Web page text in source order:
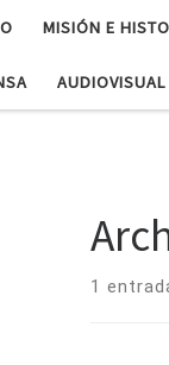
MISIÓN E
AUDIOVISUAL
1